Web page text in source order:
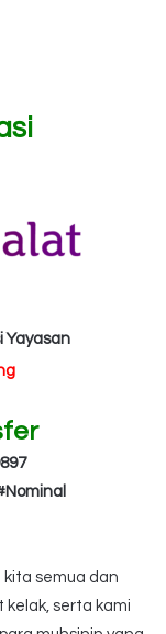
Yayasan
semua dan
serta kami